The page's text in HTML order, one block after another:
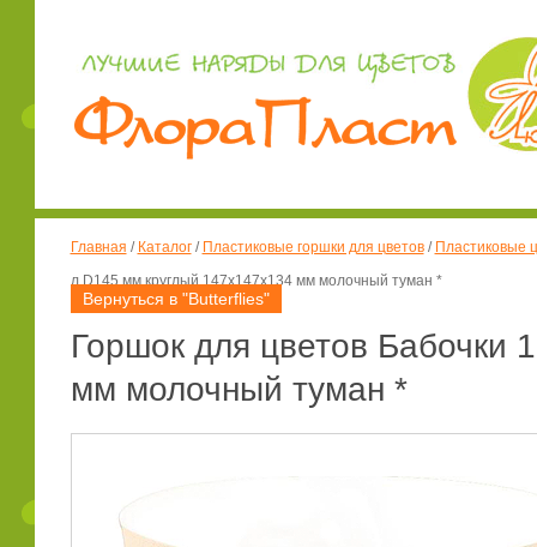
Главная / Каталог/ Пластиковые горшки для цветов/ Пластиковые
л D145 мм круглый 147х147х134 мм молочный туман *
Вернуться в "Butterflies"
Горшок для цветов Бабочки
мм молочный туман *